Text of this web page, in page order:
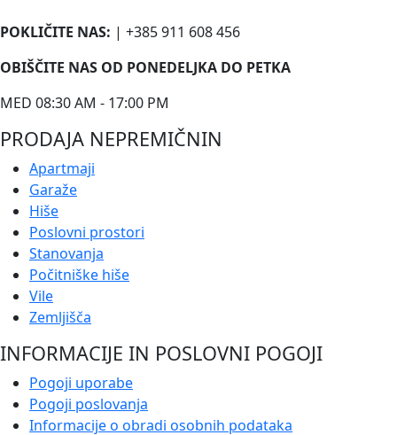
POKLIČITE NAS: | +385 911 608 456
OBIŠČITE NAS OD PONEDELJKA DO PETKA
MED 08:30 AM - 17:00 PM
PRODAJA NEPREMIČNIN
Apartmaji
Garaže
Hiše
Poslovni prostori
Stanovanja
Počitniške hiše
Vile
Zemljišča
INFORMACIJE IN POSLOVNI POGOJI
Pogoji uporabe
Pogoji poslovanja
Informacije o obradi osobnih podataka